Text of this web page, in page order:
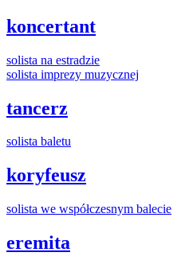
koncertant
solista na estradzie
solista imprezy muzycznej
tancerz
solista baletu
koryfeusz
solista we współczesnym balecie
eremita